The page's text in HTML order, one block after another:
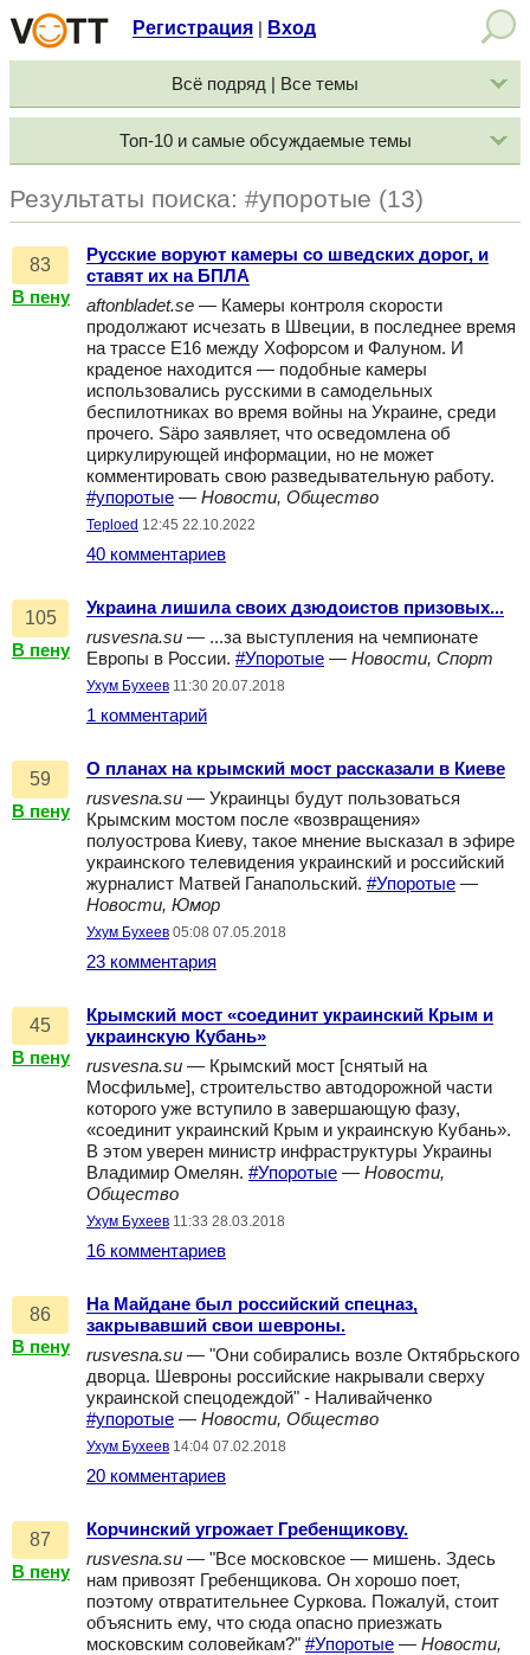
Регистрация Вход
Всё подряд | Все темы
Топ-10 и самые обсуждаемые темы
Результаты поиска: #упоротые (13)
83
В пену
Русские воруют камеры со шведских дорог, и
ставят их на БПЛА
aftonbladet.se — Камеры контроля скорости
продолжают исчезать в Швеции, в последнее время
на трассе E16 между Хофорсом и Фалуном. И
краденое находится — подобные камеры
использовались русскими в самодельных
беспилотниках во время войны на Украине, среди
прочего. Säpo заявляет, что осведомлена об
циркулирующей информации, но не может
комментировать свою разведывательную работу.
#упоротые — Новости, Общество
Teploed 12:45 22.10.2022
40 комментариев
105
В пену
Украина лишила своих дзюдоистов призовых...
rusvesna.su — ...за выступления на чемпионате
Европы в России. #Упоротые — Новости, Спорт
Ухум Бухеев 11:30 20.07.2018
1 комментарий
59
В пену
О планах на крымский мост рассказали в Киеве
rusvesna.su — Украинцы будут пользоваться
Крымским мостом после «возвращения»
полуострова Киеву, такое мнение высказал в эфире
украинского телевидения украинский и российский
журналист Матвей Ганапольский. #Упоротые —
Новости, Юмор
Ухум Бухеев 05:08 07.05.2018
23 комментария
45
В пену
Крымский мост «соединит украинский Крым и
украинскую Кубань»
rusvesna.su — Крымский мост [снятый на
Мосфильме], строительство автодорожной части
которого уже вступило в завершающую фазу,
«соединит украинский Крым и украинскую Кубань».
В этом уверен министр инфраструктуры Украины
Владимир Омелян. #Упоротые — Новости,
Общество
Ухум Бухеев 11:33 28.03.2018
16 комментариев
86
В пену
На Майдане был российский спецназ,
закрывавший свои шевроны.
rusvesna.su — "Они собирались возле Октябрьского
дворца. Шевроны российские накрывали сверху
украинской спецодеждой" - Наливайченко
#упоротые — Новости, Общество
Ухум Бухеев 14:04 07.02.2018
20 комментариев
87
В пену
Корчинский угрожает Гребенщикову.
rusvesna.su — "Все московское — мишень. Здесь
нам привозят Гребенщикова. Он хорошо поет,
поэтому отвратительнее Суркова. Пожалуй, стоит
объяснить ему, что сюда опасно приезжать
московским соловейкам?" #Упоротые — Новости,